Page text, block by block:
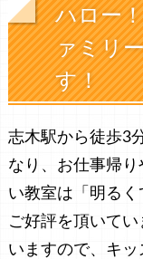
ハロー
ァミリ
す！
志木駅から徒歩3
なり、お仕事帰
い教室は「明る
ご好評を頂いて
いますので、キ